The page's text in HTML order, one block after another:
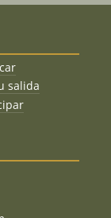
salida